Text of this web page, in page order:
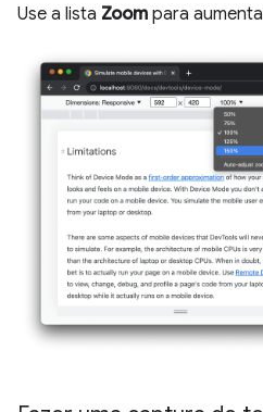
Use a lista Zoom para